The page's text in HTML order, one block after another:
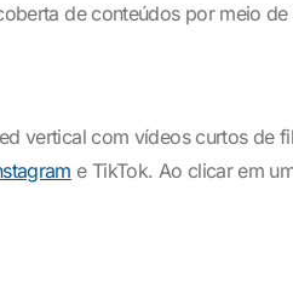
de conteúdos por meio
vertical com vídeos curtos de
e TikTok. Ao clicar em